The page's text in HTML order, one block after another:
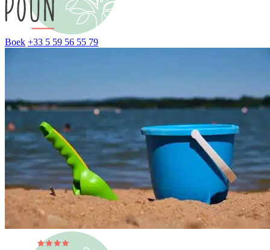
Boek +33 5 59 56 55 79